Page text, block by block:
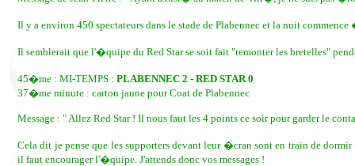
Il y a environ 450 spectateurs dans le stade de Plabennec et la nuit commence
Il semblerait que l'�quipe du Red Star se soit fait "remonter les bretelles"
45�me : MI-TEMPS : PLABENNEC 2 - RED STAR 0
37�me minute : carton jaune pour Coat de Plabennec
Message : " Allez Red Star ! Il nous faut les 4 points ce soir pour garder le
Cela dit je pense que les supporters devant leur �cran sont en train de
il faut encourager l'�quipe. J'attends donc vos messages !